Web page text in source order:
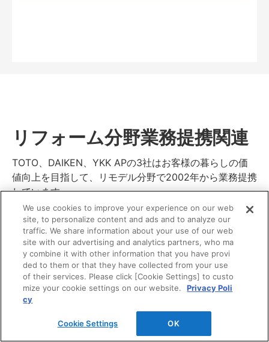
リフォーム分野業務提携関連
TOTO、DAIKEN、YKK APの3社はお客様の暮らしの価
値向上を目指して、リモデル分野で2002年から業務提携
しています。
We use cookies to improve your experience on our web
site, to personalize content and ads and to analyze our
traffic. We share information about your use of our web
site with our advertising and analytics partners, who ma
y combine it with other information that you have provi
ded to them or that they have collected from your use
of their services. Please click [Cookie Settings] to custo
mize your cookie settings on our website.
Privacy Poli
cy
Cookie Settings OK